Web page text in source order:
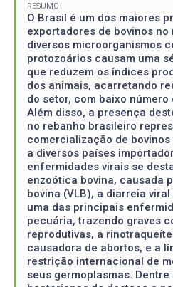
RESUMO
O Brasil é um dos maiores
exportadores de bovinos no
diversos microorganismos
protozoários causam uma
que reduzem os índices
dos animais, acarretando
do setor, com baixo
Além disso, a presença
no rebanho brasileiro
comercialização de bovinos
a diversos países
enfermidades virais se
enzoótica bovina, causada
bovina (VLB), a diarreia
uma das principais
pecuária, trazendo graves
reprodutivas, a
causadora de abortos, e a
restrição internacional de
seus germoplasmas.